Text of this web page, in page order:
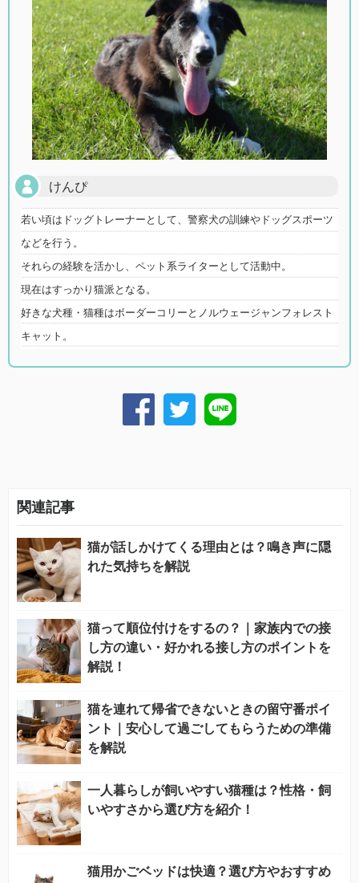
けんぴ
若い頃はドッグトレーナーとして、警察犬の訓練やドッグスポーツ
などを行う。
それらの経験を活かし、ペット系ライターとして活動中。
現在はすっかり猫派となる。
好きな犬種・猫種はボーダーコリーとノルウェージャンフォレスト
キャット。
関連記事
猫が話しかけてくる理由とは？鳴き声に隠
れた気持ちを解説
猫って順位付けをするの？｜家族内での接
し方の違い・好かれる接し方のポイントを
解説！
猫を連れて帰省できないときの留守番ポイ
ント｜安心して過ごしてもらうための準備
を解説
一人暮らしが飼いやすい猫種は？性格・飼
いやすさから選び方を紹介！
猫用かごベッドは快適？選び方やおすすめ